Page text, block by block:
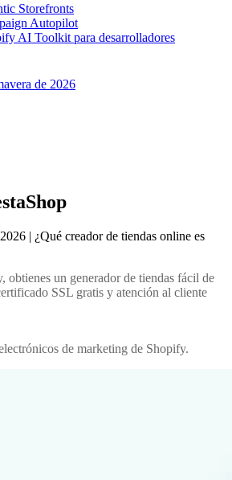
Storefronts
Autopilot
AI Toolkit para desarrolladores
de 2026
| ¿Qué creador de tiendas online es
obtienes un generador de tiendas fácil de
SSL gratis y atención al cliente
de marketing de Shopify.